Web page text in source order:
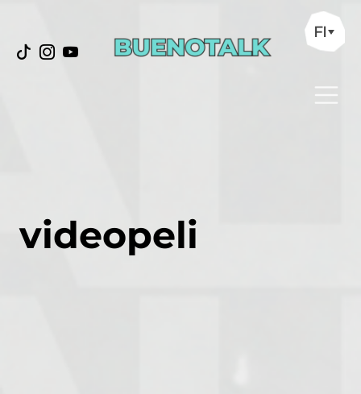
FI
videopeli